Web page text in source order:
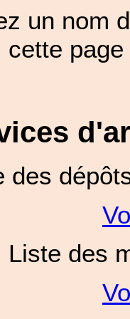
un nom
cette
des
Liste des